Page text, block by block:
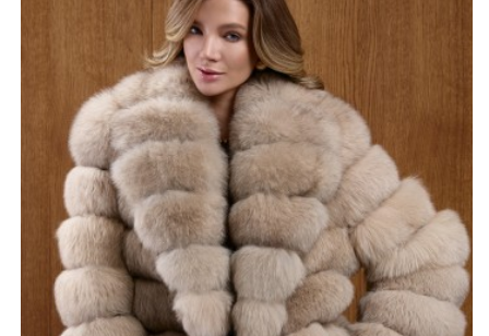
воздушной и легкой.
Цветовая гамма сочетает благородные оттенки
бежевого, собольего, коричневого и белого, которые
плавно переходят друг в друга и создают эффект
дорогой многослойной фактуры. Такой микс оттенков
выглядит элегантно и универсально, легко вписываясь
как в повседневные образы, так и в более нарядные
ансамбли. Длина 60–65 см делает модель практичной и
удобной, позволяя подчеркнуть фигуру и сохранить
свободу движений.
Посадка шубки свободная, но продуманная, она
красиво ложится по плечам и не утяжеляет образ.